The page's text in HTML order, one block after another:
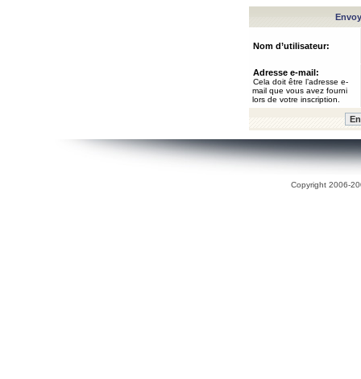
Nom d’utilisateur:
Adresse e-mail:
Cela doit être l’adresse e-
mail que vous avez fourni
lors de votre inscription.
Copyright 2006-